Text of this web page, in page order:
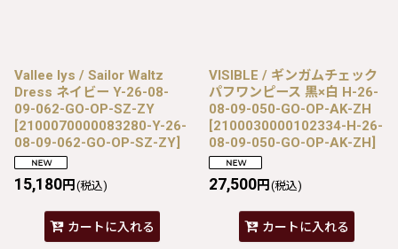
Vallee lys / Sailor Waltz
Dress ネイビー Y-26-08-
09-062-GO-OP-SZ-ZY
[2100070000083280-Y-26-
08-09-062-GO-OP-SZ-ZY]
15,180円 (税込)
カートに入れる
VISIBLE / ギンガムチェック
パフワンピース 黒×白 H-26-
08-09-050-GO-OP-AK-ZH
[2100030000102334-H-26-
08-09-050-GO-OP-AK-ZH]
27,500円 (税込)
カートに入れる